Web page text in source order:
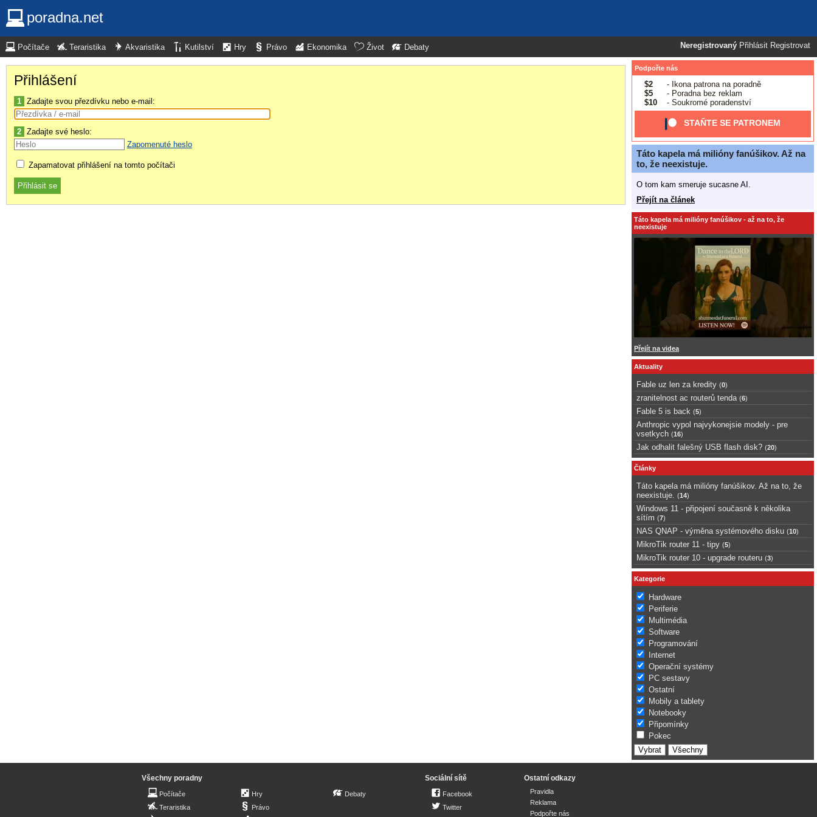
poradna.net
Neregistrovaný Přihlásit Registrovat
Počítače Teraristika Akvaristika Kutilství Hry Právo Ekonomika Život Debaty
Přihlášení
1 Zadajte svou přezdívku nebo e-mail:
2 Zadajte své heslo:
Zapomenuté heslo
Zapamatovat přihlášení na tomto počítači
Podpořte nás
$2
- Ikona patrona na poradně
$5
- Poradna bez reklam
$10
- Soukromé poradenství
STAŇTE SE PATRONEM
Táto kapela má milióny fanúšikov. Až na
to, že neexistuje.
O tom kam smeruje sucasne AI.
Přejít na článek
Táto kapela má milióny fanúšikov - až na to, že
neexistuje
Přejít na videa
Aktuality
Fable uz len za kredity (0)
zranitelnost ac routerů tenda (6)
Fable 5 is back (5)
Anthropic vypol najvykonejsie modely - pre
vsetkych (16)
Jak odhalit falešný USB flash disk? (20)
Články
Táto kapela má milióny fanúšikov. Až na to, že
neexistuje.
(14)
Windows 11 - připojení současně k několika
sítím (7)
NAS QNAP - výměna systémového disku (10)
MikroTik router 11 - tipy (5)
MikroTik router 10 - upgrade routeru (3)
Kategorie
Hardware
Periferie
Multimédia
Software
Programování
Internet
Operační systémy
PC sestavy
Ostatní
Mobily a tablety
Notebooky
Připomínky
Pokec
Všechny poradny
Počítače
Teraristika
Hry
Právo
Debaty
Sociální sítě
Facebook
Twitter
Ostatní odkazy
Pravidla
Reklama
Podpořte nás